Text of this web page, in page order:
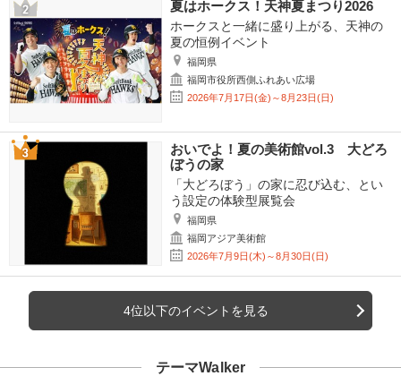
夏はホークス！天神夏まつり2026
ホークスと一緒に盛り上がる、天神の
夏の恒例イベント
福岡県
福岡市役所西側ふれあい広場
2026年7月17日(金)～8月23日(日)
おいでよ！夏の美術館vol.3 大どろ
ぼうの家
「大どろぼう」の家に忍び込む、とい
う設定の体験型展覧会
福岡県
福岡アジア美術館
2026年7月9日(木)～8月30日(日)
4位以下のイベントを見る
テーマWalker